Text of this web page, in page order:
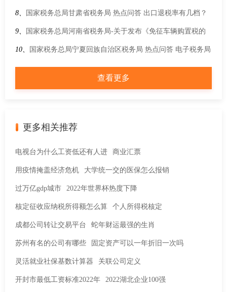
项答记者问
税交易放弃免税并开具增值税专用发票吗？
8、 国家税务总局甘肃省税务局 热点问答 出口退税率有几档？
企业如何适用？7个问答帮你搞清楚
9、 国家税务总局河南省税务局-关于发布《免征车辆购置税的
设有固定装置的非运输专用作业车辆目录》（第十二批）的公
告
10、 国家税务总局宁夏回族自治区税务局 热点问答 电子税务局
发票领用时因额度问题阻断，如何处理？
查看更多
更多相关推荐
电视台为什么工资低还有人进 商业汇票
用疫情掩盖经济危机 大学统一交的医保怎么报销
过万亿gdp城市 2022年世界杯热度下降
核定征收应纳税所得额怎么算 个人所得税核定
成都公司转让交易平台 蛇年财运最强的生肖
苏州有名的公司有哪些 固定资产可以一年折旧一次吗
灵活就业社保基数计算器 关联公司定义
开封市最低工资标准2022年 2022湖北企业100强